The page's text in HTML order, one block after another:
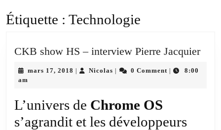
Étiquette : Technologie
CKB show HS – interview Pierre Jacquier
mars 17, 2018 marsNicolas Nicolas0 Comment
8:00
am
L’univers de Chrome OS
s’agrandit et les développeurs